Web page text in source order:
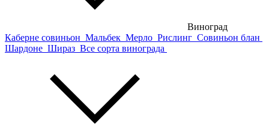
Виноград
Каберне совиньон Мальбек Мерло Рислинг Совиньон блан
Шардоне Шираз Все сорта винограда